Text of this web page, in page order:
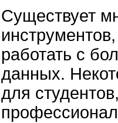
Существует
работать с
данных.
для